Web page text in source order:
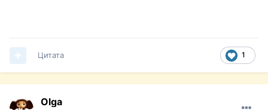
1
Цитата
Olga